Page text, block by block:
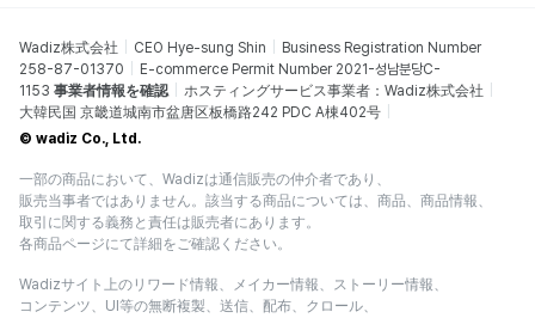
Wadiz株式会社 CEO Hye-sung Shin
Business Registration Number
258-87-01370
E-commerce Permit Number 2021-성남분당C-
1153 事業者情報を確認
ホスティングサービス事業者：Wadiz株式会社
大韓民国 京畿道城南市盆唐区板橋路242 PDC A棟402号
© wadiz Co., Ltd.
一部の商品において、Wadizは通信販売の仲介者であり、
販売当事者ではありません。該当する商品については、商品、商品情報、
取引に関する義務と責任は販売者にあります。
各商品ページにて詳細をご確認ください。
Wadizサイト上のリワード情報、メイカー情報、ストーリー情報、
コンテンツ、UI等の無断複製、送信、配布、クロール、